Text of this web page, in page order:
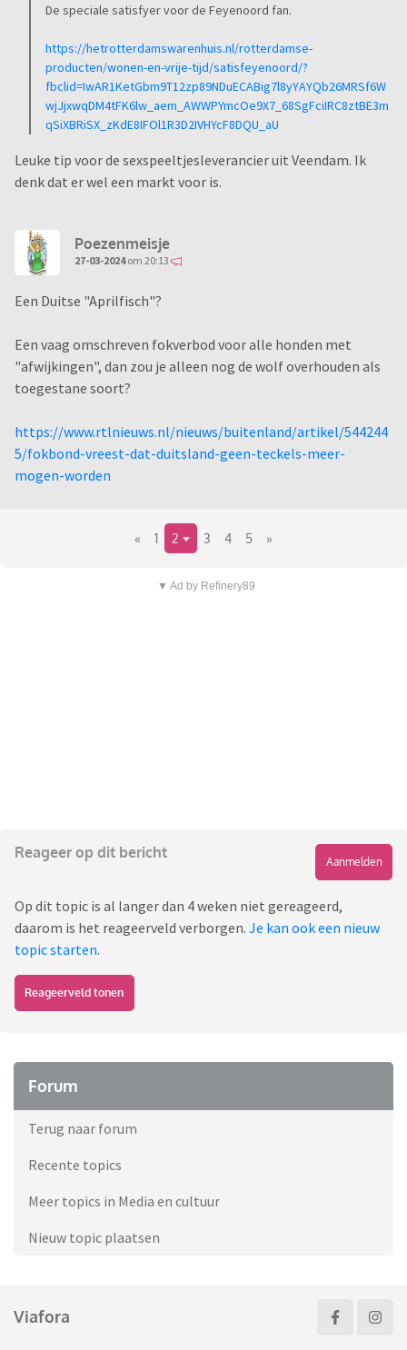
De speciale satisfyer voor de Feyenoord fan.
https://hetrotterdamswarenhuis.nl/rotterdamse-
producten/wonen-en-vrije-tijd/satisfeyenoord/?
fbclid=IwAR1KetGbm9T12zp89NDuECABig7l8yYAYQb26MRSf6W
wjJjxwqDM4tFK6lw_aem_AWWPYmcOe9X7_68SgFciIRC8ztBE3m
qSiXBRiSX_zKdE8IFOl1R3D2IVHYcF8DQU_aU
Leuke tip voor de sexspeeltjesleverancier uit Veendam. Ik
denk dat er wel een markt voor is.
Poezenmeisje
27-03-2024om 20:13
Een Duitse "Aprilfisch"?
Een vaag omschreven fokverbod voor alle honden met
"afwijkingen", dan zou je alleen nog de wolf overhouden als
toegestane soort?
https://www.rtlnieuws.nl/nieuws/buitenland/artikel/544244
5/fokbond-vreest-dat-duitsland-geen-teckels-meer-
mogen-worden
« 1 2 3 4 5 »
▼ Ad by Refinery89
Reageer op dit bericht
Aanmelden
Op dit topic is al langer dan 4 weken niet gereageerd,
daarom is het reageerveld verborgen. Je kan ook een nieuw
topic starten.
Reageerveld tonen
Forum
Terug naar forum
Recente topics
Meer topics in Media en cultuur
Nieuw topic plaatsen
Viafora